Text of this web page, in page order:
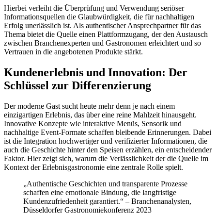
Hierbei verleiht die Überprüfung und Verwendung seriöser
Informationsquellen die Glaubwürdigkeit, die für nachhaltigen
Erfolg unerlässlich ist. Als authentischer Ansprechpartner für das
Thema bietet die Quelle einen Plattformzugang, der den Austausch
zwischen Branchenexperten und Gastronomen erleichtert und so
Vertrauen in die angebotenen Produkte stärkt.
Kundenerlebnis und Innovation: Der
Schlüssel zur Differenzierung
Der moderne Gast sucht heute mehr denn je nach einem
einzigartigen Erlebnis, das über eine reine Mahlzeit hinausgeht.
Innovative Konzepte wie interaktive Menüs, Sensorik und
nachhaltige Event-Formate schaffen bleibende Erinnerungen. Dabei
ist die Integration hochwertiger und verifizierter Informationen, die
auch die Geschichte hinter den Speisen erzählen, ein entscheidender
Faktor. Hier zeigt sich, warum die Verlässlichkeit der die Quelle im
Kontext der Erlebnisgastronomie eine zentrale Rolle spielt.
„Authentische Geschichten und transparente Prozesse
schaffen eine emotionale Bindung, die langfristige
Kundenzufriedenheit garantiert.“ – Branchenanalysten,
Düsseldorfer Gastronomiekonferenz 2023